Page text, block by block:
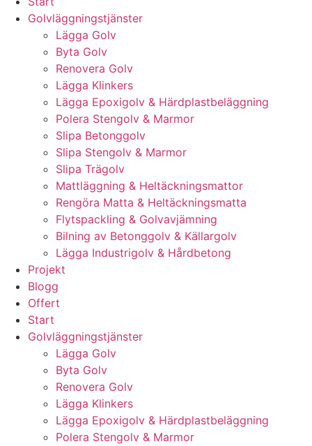
Golvläggningstjänster
Lägga Golv
Byta Golv
Renovera Golv
Lägga Klinkers
Lägga Epoxigolv & Härdplastbeläggning
Polera Stengolv & Marmor
Slipa Betonggolv
Slipa Stengolv & Marmor
Slipa Trägolv
Mattläggning & Heltäckningsmattor
Rengöra Matta & Heltäckningsmatta
Flytspackling & Golvavjämning
Bilning av Betonggolv & Källargolv
Lägga Industrigolv & Hårdbetong
Projekt
Blogg
Offert
Start
Golvläggningstjänster
Lägga Golv
Byta Golv
Renovera Golv
Lägga Klinkers
Lägga Epoxigolv & Härdplastbeläggning
Polera Stengolv & Marmor